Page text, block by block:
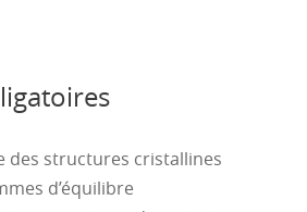
les micrographies d’un
phases formées au sein d’un
générales.
des structures cristallines
d’équilibre